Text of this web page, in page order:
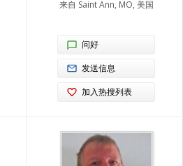
来自 Saint Ann, MO, 美国
问好
发送信息
加入热搜列表